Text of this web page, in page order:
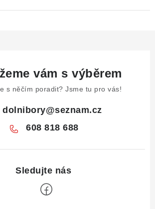
vám s výběrem
s něčím poradit? Jsme tu pro vás!
dolnibory@seznam.cz
608 818 688